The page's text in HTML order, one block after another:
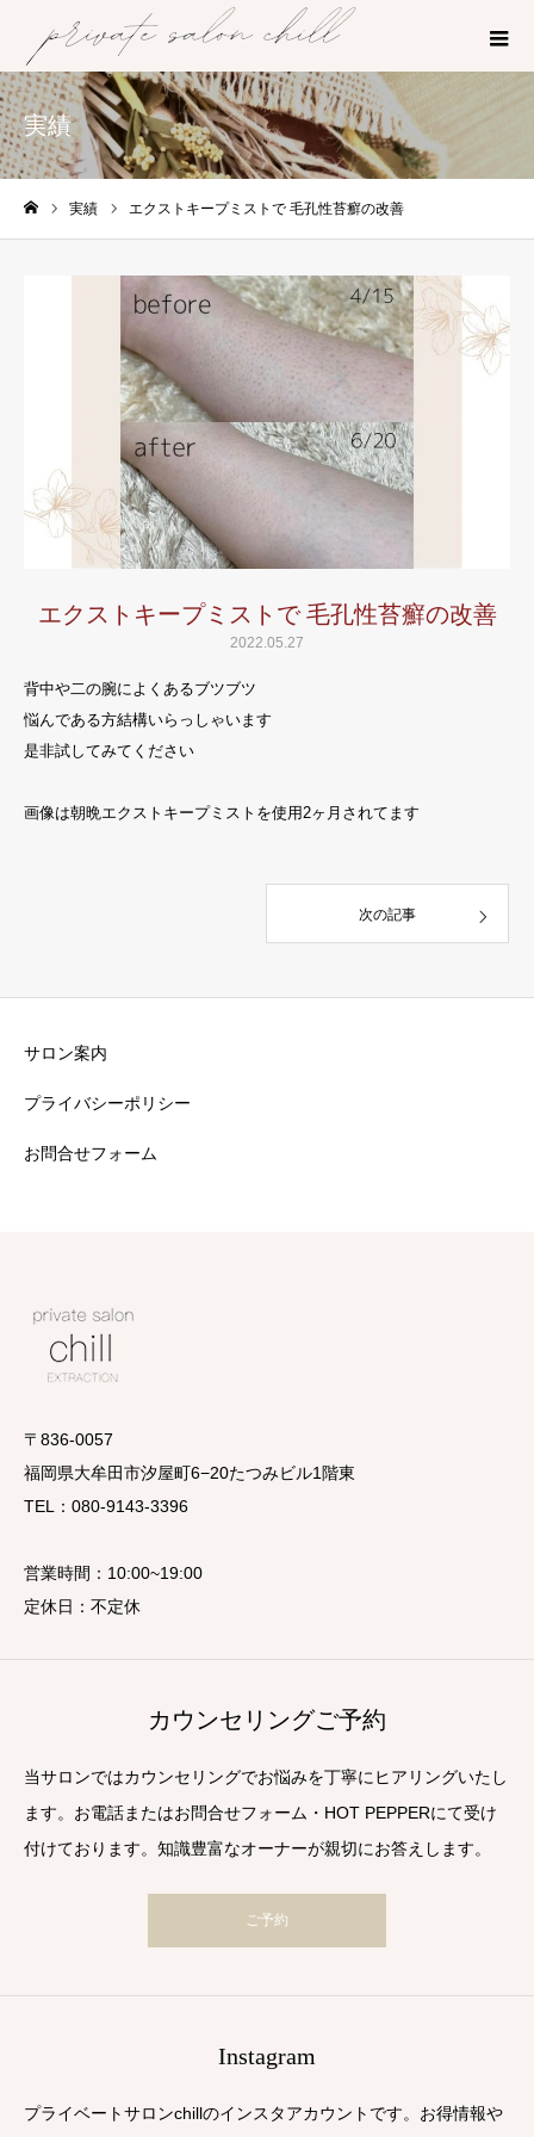
実績
実績 エクストキープミストで 毛孔性苔癬の改善
エクストキープミストで 毛孔性苔癬の改善
2022.05.27
背中や二の腕によくあるブツブツ
悩んである方結構いらっしゃいます
是非試してみてください
画像は朝晩エクストキープミストを使用2ヶ月されてます
次の記事
サロン案内
プライバシーポリシー
お問合せフォーム
〒836-0057
福岡県大牟田市汐屋町6−20たつみビル1階東
TEL：080-9143-3396
営業時間：10:00~19:00
定休日：不定休
カウンセリングご予約
当サロンではカウンセリングでお悩みを丁寧にヒアリングいたし
ます。お電話またはお問合せフォーム・HOT PEPPERにて受け
付けております。知識豊富なオーナーが親切にお答えします。
ご予約
Instagram
プライベートサロンchillのインスタアカウントです。お得情報や